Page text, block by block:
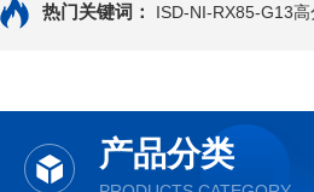
热门关键词： ISD-NI-RX85-G13
产品分类